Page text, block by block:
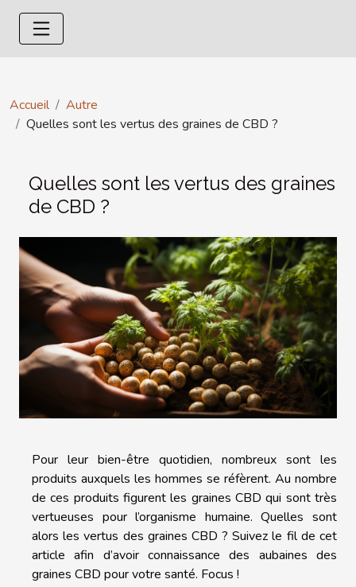
Accueil
Autre
Quelles sont les vertus des graines de CBD ?
Quelles sont les vertus des graines
de CBD ?
Pour leur bien-être quotidien, nombreux sont les
produits auxquels les hommes se réfèrent. Au nombre
de ces produits figurent les graines CBD qui sont très
vertueuses pour l’organisme humaine. Quelles sont
alors les vertus des graines CBD ? Suivez le fil de cet
article afin d’avoir connaissance des aubaines des
graines CBD pour votre santé. Focus !